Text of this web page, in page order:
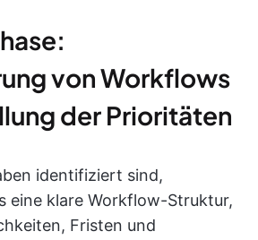
von Workflows
der Prioritäten
identifiziert sind,
eine klare Workflow-Struktur,
Fristen und